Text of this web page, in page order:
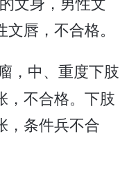
唇，不合格。
，中、重度下肢
，不合格。下肢
，条件兵不合